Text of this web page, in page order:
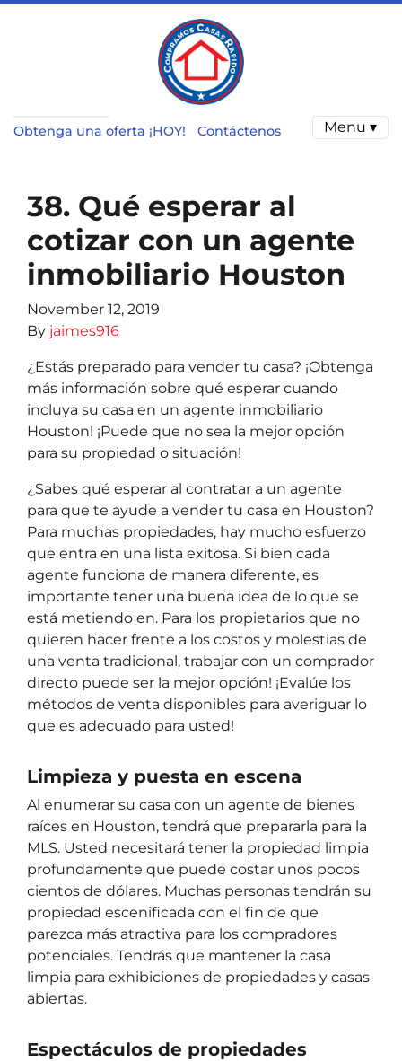
Obtenga una oferta ¡HOY! Contáctenos Menu ▾
38. Qué esperar al
cotizar con un agente
inmobiliario Houston
November 12, 2019
By jaimes916
¿Estás preparado para vender tu casa? ¡Obtenga
más información sobre qué esperar cuando
incluya su casa en un agente inmobiliario
Houston! ¡Puede que no sea la mejor opción
para su propiedad o situación!
¿Sabes qué esperar al contratar a un agente
para que te ayude a vender tu casa en Houston?
Para muchas propiedades, hay mucho esfuerzo
que entra en una lista exitosa. Si bien cada
agente funciona de manera diferente, es
importante tener una buena idea de lo que se
está metiendo en. Para los propietarios que no
quieren hacer frente a los costos y molestias de
una venta tradicional, trabajar con un comprador
directo puede ser la mejor opción! ¡Evalúe los
métodos de venta disponibles para averiguar lo
que es adecuado para usted!
Limpieza y puesta en escena
Al enumerar su casa con un agente de bienes
raíces en Houston, tendrá que prepararla para la
MLS. Usted necesitará tener la propiedad limpia
profundamente que puede costar unos pocos
cientos de dólares. Muchas personas tendrán su
propiedad escenificada con el fin de que
parezca más atractiva para los compradores
potenciales. Tendrás que mantener la casa
limpia para exhibiciones de propiedades y casas
abiertas.
Espectáculos de propiedades